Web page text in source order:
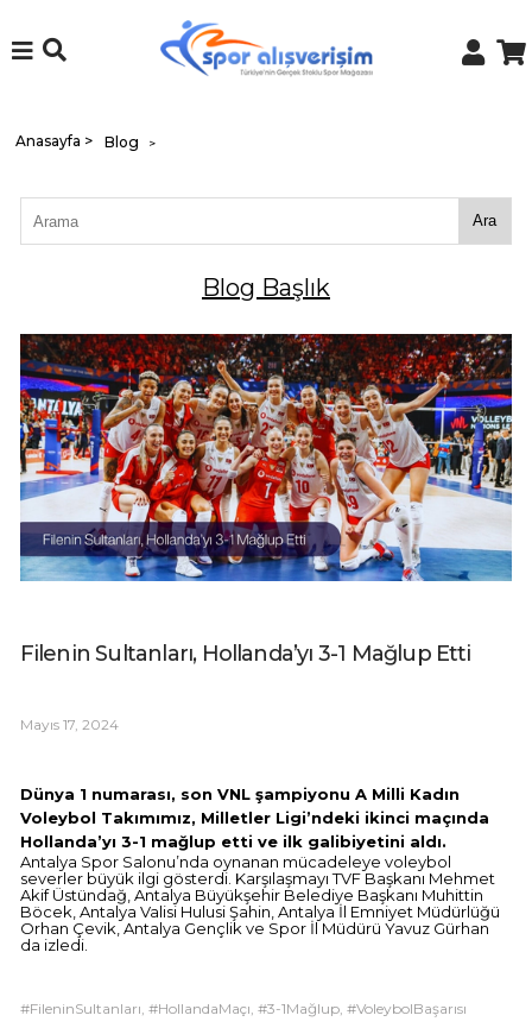
Anasayfa > Blog >
Ara
Blog Başlık
Filenin Sultanları, Hollanda’yı 3-1 Mağlup Etti
Mayıs 17, 2024
Dünya 1 numarası, son VNL şampiyonu A Milli Kadın
Voleybol Takımımız, Milletler Ligi’ndeki ikinci maçında
Hollanda’yı 3-1 mağlup etti ve ilk galibiyetini aldı.
Antalya Spor Salonu’nda oynanan mücadeleye voleybol
severler büyük ilgi gösterdi. Karşılaşmayı TVF Başkanı Mehmet
Akif Üstündağ, Antalya Büyükşehir Belediye Başkanı Muhittin
Böcek, Antalya Valisi Hulusi Şahin, Antalya İl Emniyet Müdürlüğü
Orhan Çevik, Antalya Gençlik ve Spor İl Müdürü Yavuz Gürhan
da izledi.
#FileninSultanları, #HollandaMaçı, #3-1Mağlup, #VoleybolBaşarısı